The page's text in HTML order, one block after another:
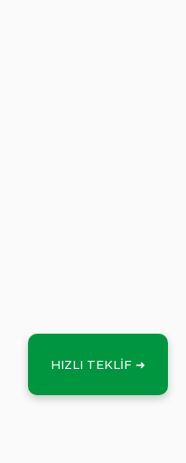
HIZLI TEKLİF ➜